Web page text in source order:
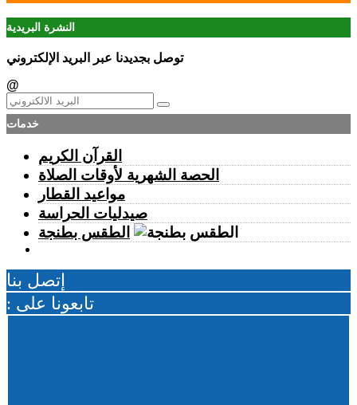
الأربعاء 05 غشت | 19:54
حيلة جديدة.. معطيات أمنية دقيقة تطيح بمروجين للمخدرات
مأســـاة.. مصرع شخص وإصابات بليغة إثر اصطدام سيارة بعمود
صحيفة إسبانية..المغرب استطاع رصد الاقتحام الجماعي لسبتة
الأربعاء 05 غشت | 16:52
بعد المرحلة الابتدائية.. انطلاق جلسات الاستئناف في محاكمة
المتهمين في ملف قضية "إسكوبار الصحراء"
احتلال الملك العمومي يحاصر منزل أسرة ببئر الشفاء.. والعائلة
تطلب الإنصاف
طنجة المتوسط.. إحباط محاولة لتهريب 350 كيلوغراما من مخدر
الشيرا
النشرة البريدية
توصل بجديدنا عبر البريد الإلكتروني
@
خدمات
القرآن الكريم
الحصة الشهرية لأوقات الصلاة
مواعيد القطار
صيدليات الحراسة
الطقس بطنجة
إتصل بنا
: تابعونا على